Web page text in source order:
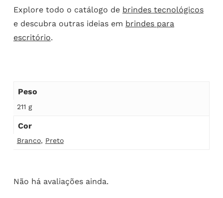
Explore todo o catálogo de brindes tecnológicos
e descubra outras ideias em brindes para
escritório.
Peso
211 g
Cor
Branco, Preto
Não há avaliações ainda.